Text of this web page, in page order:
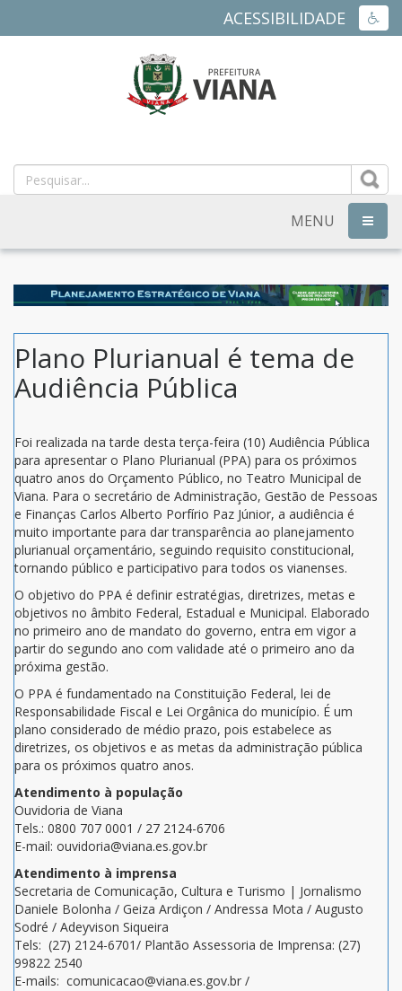
ACESSIBILIDADE
MUNICIPAL
DE
VIANA
ES
MENU
Plano Plurianual é tema de
Audiência Pública
Foi realizada na tarde desta terça-feira (10) Audiência Pública
para apresentar o Plano Plurianual (PPA) para os próximos
quatro anos do Orçamento Público, no Teatro Municipal de
Viana. Para o secretário de Administração, Gestão de Pessoas
e Finanças Carlos Alberto Porfírio Paz Júnior, a audiência é
muito importante para dar transparência ao planejamento
plurianual orçamentário, seguindo requisito constitucional,
tornando público e participativo para todos os vianenses.
O objetivo do PPA é definir estratégias, diretrizes, metas e
objetivos no âmbito Federal, Estadual e Municipal. Elaborado
no primeiro ano de mandato do governo, entra em vigor a
partir do segundo ano com validade até o primeiro ano da
próxima gestão.
O PPA é fundamentado na Constituição Federal, lei de
Responsabilidade Fiscal e Lei Orgânica do município. É um
plano considerado de médio prazo, pois estabelece as
diretrizes, os objetivos e as metas da administração pública
para os próximos quatro anos.
Atendimento à população
Ouvidoria de Viana
Tels.: 0800 707 0001 / 27 2124-6706
E-mail: ouvidoria@viana.es.gov.br
Atendimento à imprensa
Secretaria de Comunicação, Cultura e Turismo | Jornalismo
Daniele Bolonha / Geiza Ardiçon / Andressa Mota / Augusto
Sodré / Adeyvison Siqueira
Tels: (27) 2124-6701/ Plantão Assessoria de Imprensa: (27)
99822 2540
E-mails: comunicacao@viana.es.gov.br /